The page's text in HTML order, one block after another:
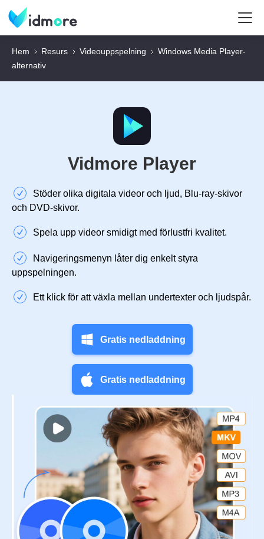
Hem Resurs Videouppspelning
Windows Media Player-
alternativ
Vidmore Player
Stöder olika digitala videor och ljud, Blu-ray-skivor
och DVD-skivor.
Spela upp videor smidigt med förlustfri kvalitet.
Navigeringsmenyn låter dig enkelt styra
uppspelningen.
Ett klick för att växla mellan undertexter och ljudspår.
Gratis nedladdning
Gratis nedladdning